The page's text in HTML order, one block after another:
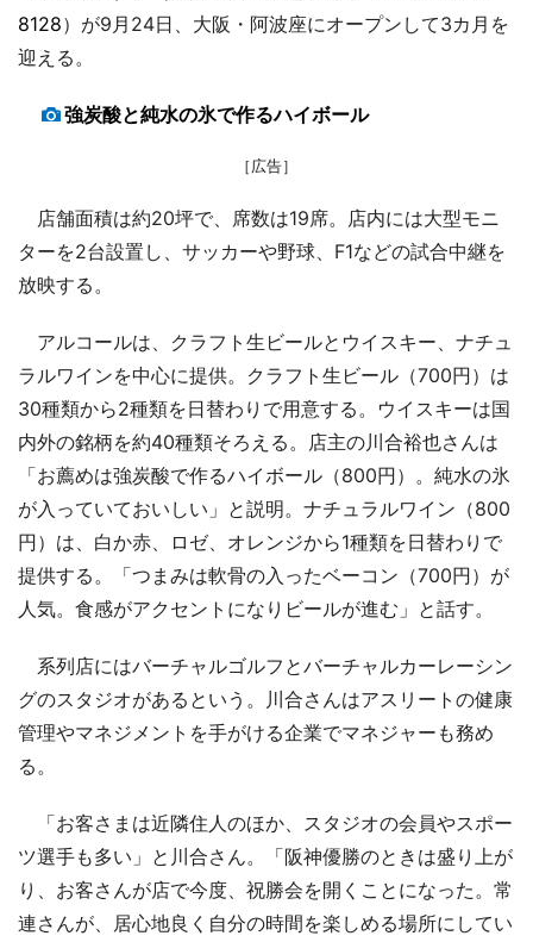
8128）が9月24日、大阪・阿波座にオープンして3カ月を
迎える。
強炭酸と純水の氷で作るハイボール
［広告］
店舗面積は約20坪で、席数は19席。店内には大型モニ
ターを2台設置し、サッカーや野球、F1などの試合中継を
放映する。
アルコールは、クラフト生ビールとウイスキー、ナチュ
ラルワインを中心に提供。クラフト生ビール（700円）は
30種類から2種類を日替わりで用意する。ウイスキーは国
内外の銘柄を約40種類そろえる。店主の川合裕也さんは
「お薦めは強炭酸で作るハイボール（800円）。純水の氷
が入っていておいしい」と説明。ナチュラルワイン（800
円）は、白か赤、ロゼ、オレンジから1種類を日替わりで
提供する。「つまみは軟骨の入ったベーコン（700円）が
人気。食感がアクセントになりビールが進む」と話す。
系列店にはバーチャルゴルフとバーチャルカーレーシン
グのスタジオがあるという。川合さんはアスリートの健康
管理やマネジメントを手がける企業でマネジャーも務め
る。
「お客さまは近隣住人のほか、スタジオの会員やスポー
ツ選手も多い」と川合さん。「阪神優勝のときは盛り上が
り、お客さんが店で今度、祝勝会を開くことになった。常
連さんが、居心地良く自分の時間を楽しめる場所にしてい